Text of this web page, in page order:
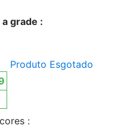
grade :
Produto Esgotado
: